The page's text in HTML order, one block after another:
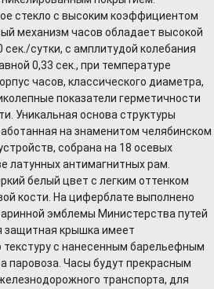
стекло с высоким коэффициентом
механизм часов обладает высокой
сутки, с амплитудой колебания
0,33 сек., при температуре
часов, классического диаметра,
показатели герметичности
Уникальная основа структуры
на знаменитом челябинском
собрана на 18 осевых
латунных антимагнитных рам.
белый цвет с легким оттенком
кости. На циферблате выполнено
эмблемы Министерства путей
крышка имеет
с нанесенным барельефным
паровоза. Часы будут прекрасным
транспорта, для